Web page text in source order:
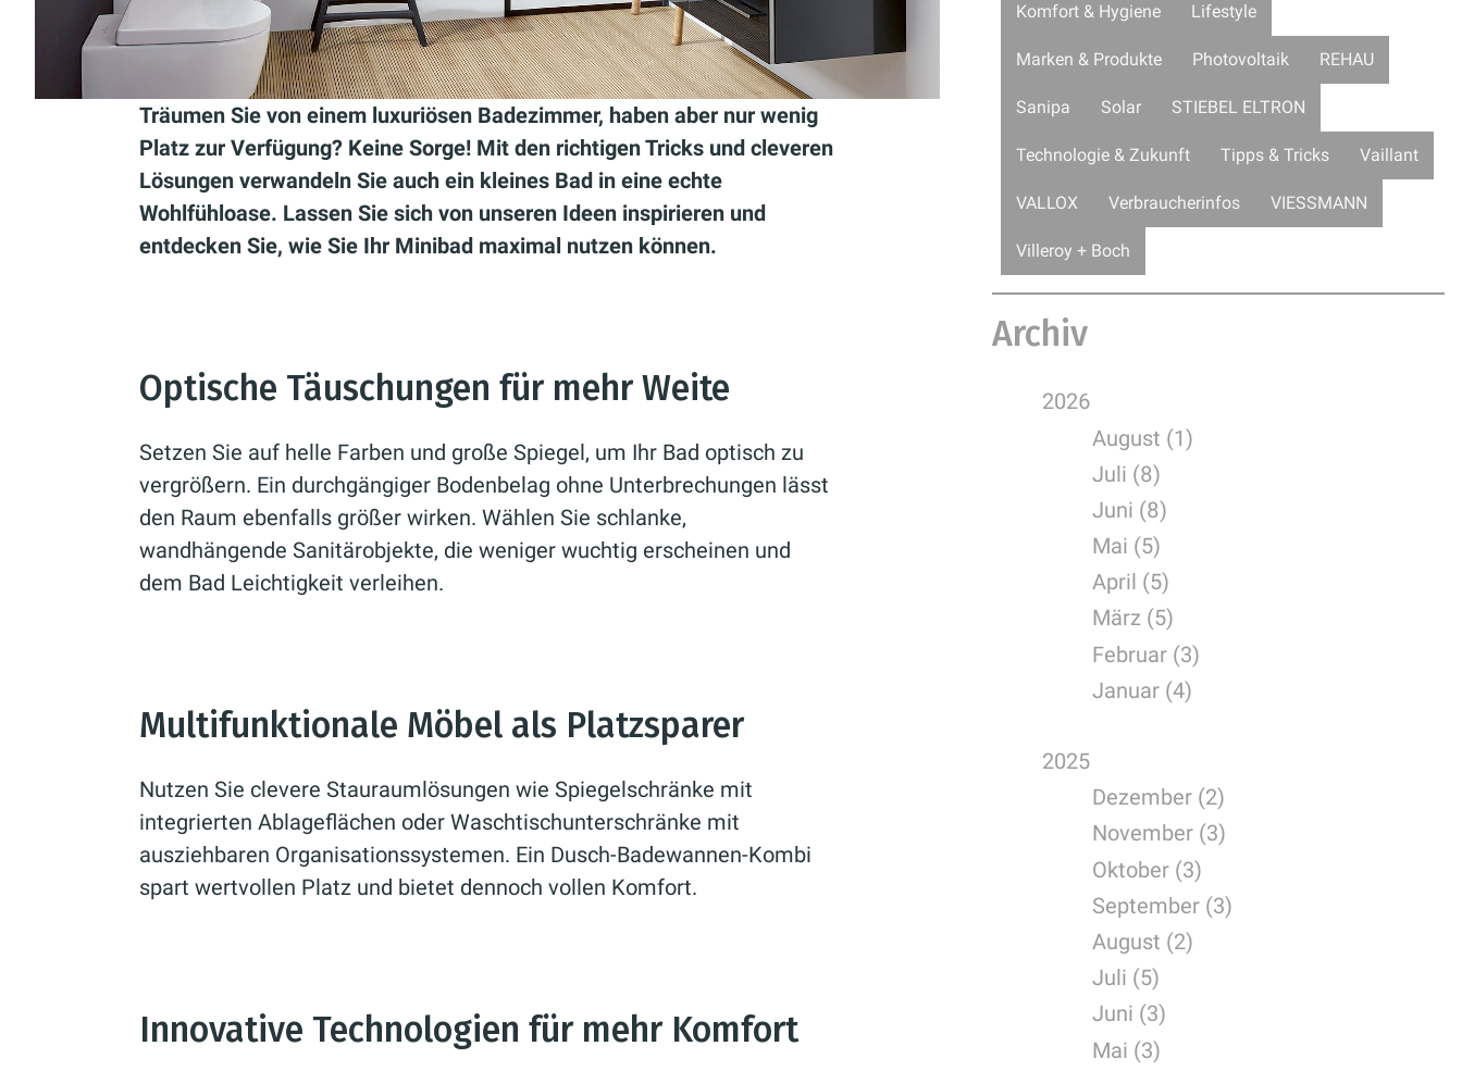
Träumen Sie von einem luxuriösen Badezimmer, haben aber nur wenig
Platz zur Verfügung? Keine Sorge! Mit den richtigen Tricks und cleveren
Lösungen verwandeln Sie auch ein kleines Bad in eine echte
Wohlfühloase. Lassen Sie sich von unseren Ideen inspirieren und
entdecken Sie, wie Sie Ihr Minibad maximal nutzen können.
Optische Täuschungen für mehr Weite
Setzen Sie auf helle Farben und große Spiegel, um Ihr Bad optisch zu
vergrößern. Ein durchgängiger Bodenbelag ohne Unterbrechungen lässt
den Raum ebenfalls größer wirken. Wählen Sie schlanke,
wandhängende Sanitärobjekte, die weniger wuchtig erscheinen und
dem Bad Leichtigkeit verleihen.
Multifunktionale Möbel als Platzsparer
Nutzen Sie clevere Stauraumlösungen wie Spiegelschränke mit
integrierten Ablageflächen oder Waschtischunterschränke mit
ausziehbaren Organisationssystemen. Ein Dusch-Badewannen-Kombi
spart wertvollen Platz und bietet dennoch vollen Komfort.
Innovative Technologien für mehr Komfort
Komfort & Hygiene Lifestyle
Marken & Produkte Photovoltaik REHAU
Sanipa Solar STIEBEL ELTRON
Technologie & Zukunft Tipps & Tricks Vaillant
VALLOX Verbraucherinfos VIESSMANN
Villeroy + Boch
Archiv
2026
August (1)
Juli (8)
Juni (8)
Mai (5)
April (5)
März (5)
Februar (3)
Januar (4)
2025
Dezember (2)
November (3)
Oktober (3)
September (3)
August (2)
Juli (5)
Juni (3)
Mai (3)